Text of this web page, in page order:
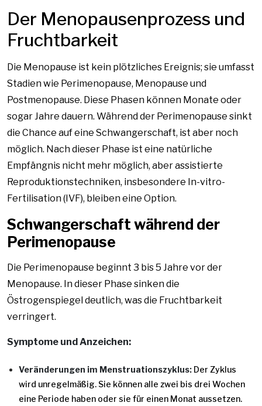
Der Menopausenprozess und
Fruchtbarkeit
Die Menopause ist kein plötzliches Ereignis; sie umfasst
Stadien wie Perimenopause, Menopause und
Postmenopause. Diese Phasen können Monate oder
sogar Jahre dauern. Während der Perimenopause sinkt
die Chance auf eine Schwangerschaft, ist aber noch
möglich. Nach dieser Phase ist eine natürliche
Empfängnis nicht mehr möglich, aber assistierte
Reproduktionstechniken, insbesondere In-vitro-
Fertilisation (IVF), bleiben eine Option.
Schwangerschaft während der
Perimenopause
Die Perimenopause beginnt 3 bis 5 Jahre vor der
Menopause. In dieser Phase sinken die
Östrogenspiegel deutlich, was die Fruchtbarkeit
verringert.
Symptome und Anzeichen:
Veränderungen im Menstruationszyklus: Der Zyklus
wird unregelmäßig. Sie können alle zwei bis drei Wochen
eine Periode haben oder sie für einen Monat aussetzen.